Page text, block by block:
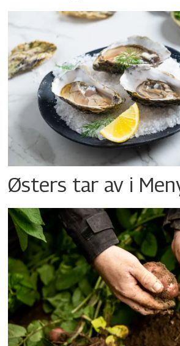
Østers tar av i